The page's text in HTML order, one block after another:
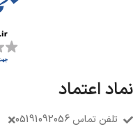
نماد اعتماد
تلفن تماس 05191092056